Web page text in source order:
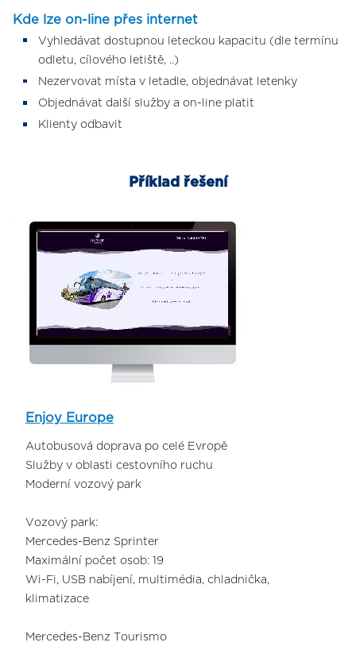
Kde lze on-line přes internet
Vyhledávat dostupnou leteckou kapacitu (dle termínu
odletu, cílového letiště, ..)
Nezervovat místa v letadle, objednávat letenky
Objednávat další služby a on-line platit
Klienty odbavit
Příklad řešení
Enjoy Europe
Autobusová doprava po celé Evropě
Služby v oblasti cestovního ruchu
Moderní vozový park
Vozový park:
Mercedes-Benz Sprinter
Maximální počet osob: 19
Wi-Fi, USB nabíjení, multimédia, chladnička,
klimatizace
Mercedes-Benz Tourismo